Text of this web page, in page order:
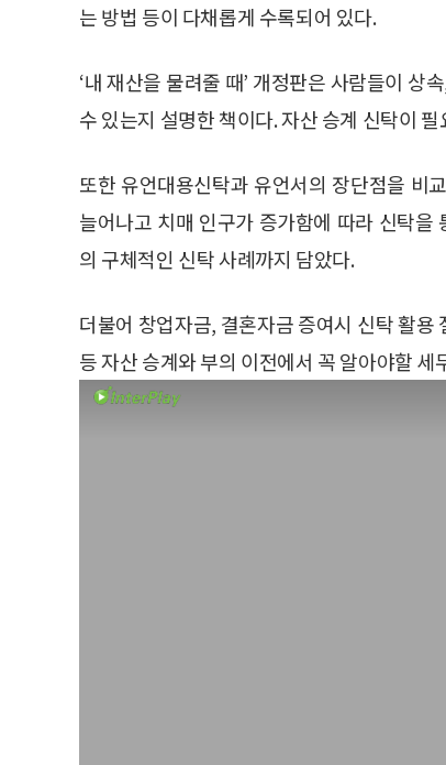
는 방법 등이 다채롭게 수록되어 있다.
‘내 재산을 물려줄 때’ 개정판은 사람들이 상
수 있는지 설명한 책이다. 자산 승계 신탁이
또한 유언대용신탁과 유언서의 장단점을 비
늘어나고 치매 인구가 증가함에 따라 신탁
의 구체적인 신탁 사례까지 담았다.
더불어 창업자금, 결혼자금 증여시 신탁 활
등 자산 승계와 부의 이전에서 꼭 알아야할